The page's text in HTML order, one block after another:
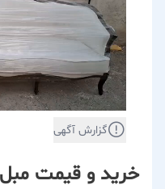
گزارش آگهی
خرید و قیمت